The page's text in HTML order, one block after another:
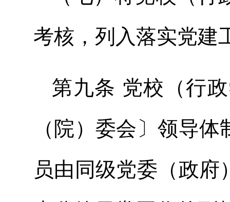
考核，列入落实党建
第九条 党校（行
（院）委会〕领导
员由同级党委（政